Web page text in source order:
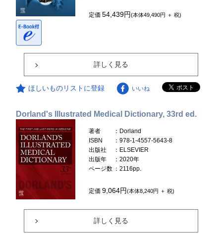
定価54,439円(本体49,490円 ＋ 税)
詳しく見る
ほしいものリストに登録 いいね
Dorland's Illustrated Medical Dictionary, 33rd ed.
著者
：Dorland
ISBN
：978-1-4557-5643-8
出版社
：ELSEVIER
出版年
：2020年
ページ数 ：2116pp.
定価9,064円(本体8,240円 ＋ 税)
詳しく見る